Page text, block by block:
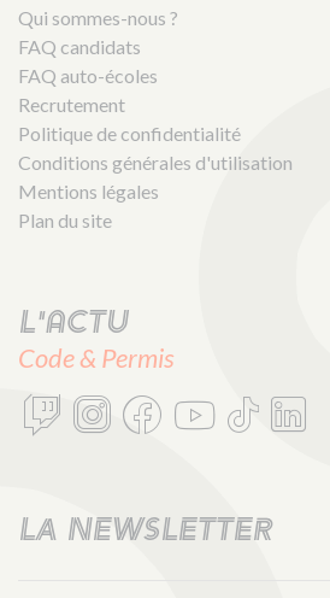
Qui sommes-nous ?
FAQ candidats
FAQ auto-écoles
Recrutement
Politique de confidentialité
Conditions générales d'utilisation
Mentions légales
Plan du site
L'actu
Code & Permis
LA NEWSLETTER